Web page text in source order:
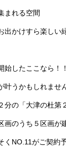
まれる空間
出かけすら楽しい
始したここなら！！
叶うかもしれませ
分の「大津の杜第
画のうち５区画が
くNO.11がご契約